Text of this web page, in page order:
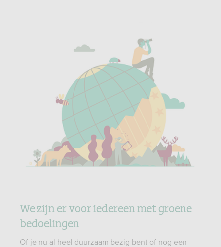
We zijn er voor iedereen met groene
bedoelingen
Of je nu al heel duurzaam bezig bent of nog een